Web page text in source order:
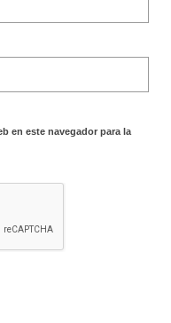
en este navegador para la